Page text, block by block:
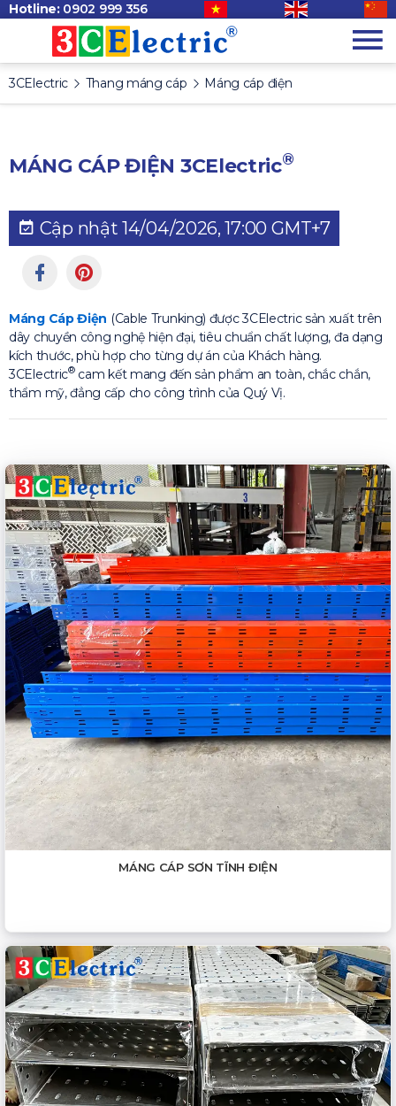
Hotline: 0902 999 356
3CElectric Thang máng cáp Máng cáp điện
MÁNG CÁP ĐIỆN 3CElectric®
Cập nhật 14/04/2026, 17:00 GMT+7
Máng Cáp Điện (Cable Trunking) được 3CElectric sản xuất trên
dây chuyền công nghệ hiện đại, tiêu chuẩn chất lượng, đa dạng
kích thước, phù hợp cho từng dự án của Khách hàng.
3CElectric®cam kết mang đến sản phẩm an toàn, chắc chắn,
thẩm mỹ, đẳng cấp cho công trình của Quý Vị.
MÁNG CÁP SƠN TĨNH ĐIỆN